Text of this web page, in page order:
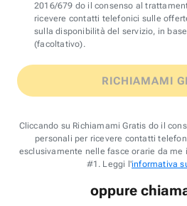
2016/679 do il consenso al
ricevere contatti telefonici sulle
sulla disponibilità del servizio, in
(facoltativo).
RICHIAMAMI
Cliccando su Richiamami Gratis do il
personali per ricevere contatti
esclusivamente nelle fasce orarie da
#1. Leggi l'informativa
oppure